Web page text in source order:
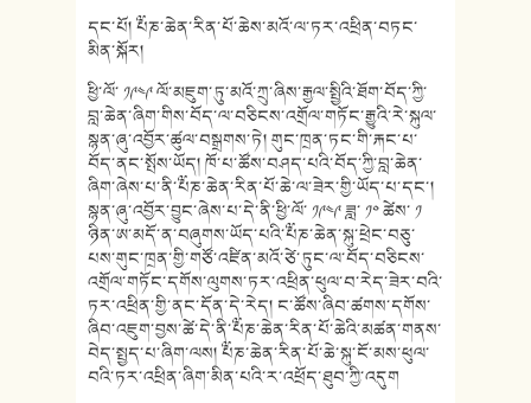
དང་པོ། ༸པཎ་ཆེན་རིན་པོ་ཆེས་མའོ་ལ་ཏར་འཕྲིན་བཏང་
མིན་སྐོར།
ཕྱི་ལོ་ ༡༩༤༩ ལོ་མཇུག་ཏུ་མའོ་ཀྲུ་ཞིས་རྒྱལ་སྤྱིའི་ཐོག་བོད་ཀྱི་
བླ་ཆེན་ཞིག་གིས་བོད་ལ་བཅིངས་འགྲོལ་གཏོང་རྒྱུའི་རེ་སྐུལ་
སྙན་ཞུ་འབྱོར་ཚུལ་བསྒྲགས་ཏེ། གུང་ཁྲན་ཏང་གི་རྐང་པ་
བོད་ནང་སྤོས་ཡོད། ཁོ་པ་ཚོས་བཤད་པའི་བོད་ཀྱི་བླ་ཆེན་
ཞིག་ཞེས་པ་ནི་༸པཎ་ཆེན་རིན་པོ་ཆེ་ལ་ཟེར་གྱི་ཡོད་པ་དང་།
སྙན་ཞུ་འབྱོར་བྱུང་ཞེས་པ་དེ་ནི་ཕྱི་ལོ་ ༡༩༤༩ ཟླ་ ༡༠ ཚེས་ ༡
ཉིན་ཨ་མདོ་ན་བཞུགས་ཡོད་པའི་༸པཎ་ཆེན་སྐུ་ཕྲེང་བཅུ་
པས་གུང་ཁྲན་གྱི་གཙོ་འཛིན་མའོ་ཙེ་ཏུང་ལ་བོད་བཅིངས་
འགྲོལ་གཏོང་དགོས་ལུགས་ཏར་འཕྲིན་ཕུལ་བ་རེད་ཟེར་བའི་
ཏར་འཕྲིན་གྱི་ནང་དོན་དེ་རེད། ང་ཚོས་ཞིབ་ཚགས་དགོས་
ཞིབ་འཇུག་བྱས་ཚེ་དེ་ནི་༸པཎ་ཆེན་རིན་པོ་ཆེའི་མཚན་གནས་
བེད་སྤྱད་པ་ཞིག་ལས། ༸པཎ་ཆེན་རིན་པོ་ཆེ་སྐུ་ངོ་མས་ཕུལ་
བའི་ཏར་འཕྲིན་ཞིག་མིན་པའི་ར་འཕྲོད་ཐུབ་ཀྱི་འདུག